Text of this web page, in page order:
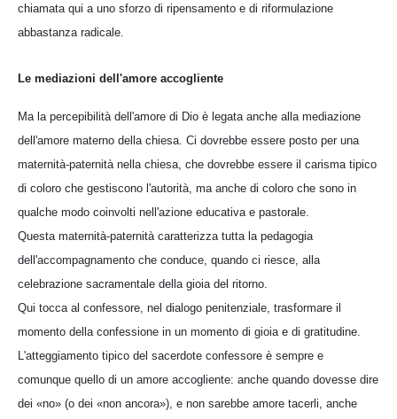
chiamata qui a uno sforzo di ripensamento e di riformulazione
abbastanza radicale.
Le mediazioni dell'amore accogliente
Ma la percepibilità dell'amore di Dio è legata anche alla mediazione
dell'amore materno della chiesa. Ci dovrebbe essere posto per una
maternità-paternità nella chiesa, che dovrebbe essere il carisma tipico
di coloro che gestiscono l'autorità, ma anche di coloro che sono in
qualche modo coinvolti nell'azione educativa e pastorale.
Questa maternità-paternità caratterizza tutta la pedagogia
dell'accompagnamento che conduce, quando ci riesce, alla
celebrazione sacramentale della gioia del ritorno.
Qui tocca al confessore, nel dialogo penitenziale, trasformare il
momento della confessione in un momento di gioia e di gratitudine.
L'atteggiamento tipico del sacerdote confessore è sempre e
comunque quello di un amore accogliente: anche quando dovesse dire
dei «no» (o dei «non ancora»), e non sarebbe amore tacerli, anche